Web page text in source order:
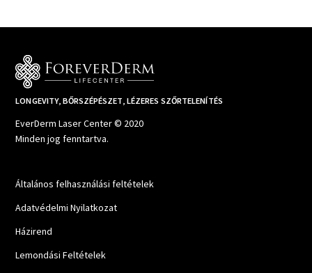
LONGEVITY, BŐRSZÉPÉSZET, LÉZERES SZŐRTELENÍTÉS
EverDerm Laser Center © 2020
Minden jog fenntartva.
Általános felhasználási feltételek
Adatvédelmi Nyilatkozat
Házirend
Lemondási Feltételek